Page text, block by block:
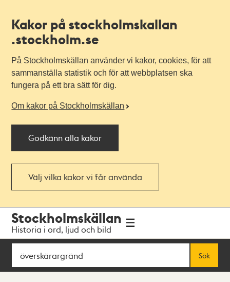
Kakor på stockholmskallan
.stockholm.se
På Stockholmskällan använder vi kakor, cookies, för att
sammanställa statistik och för att webbplatsen ska
fungera på ett bra sätt för dig.
Om kakor på Stockholmskällan
Godkänn alla kakor
Välj vilka kakor vi får använda
navigationen
huvudinnehållet
Stockholmskällan
Historia i ord, ljud och bild
Sök
Sök